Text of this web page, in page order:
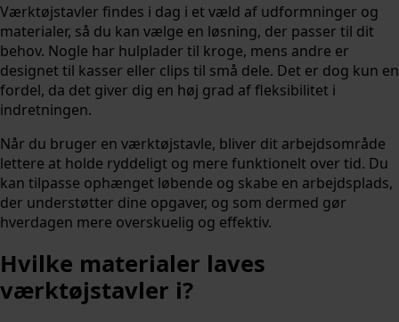
Værktøjstavler findes i dag i et væld af udformninger og
materialer, så du kan vælge en løsning, der passer til dit
behov. Nogle har hulplader til kroge, mens andre er
designet til kasser eller clips til små dele. Det er dog kun en
fordel, da det giver dig en høj grad af fleksibilitet i
indretningen.
Når du bruger en værktøjstavle, bliver dit arbejdsområde
lettere at holde ryddeligt og mere funktionelt over tid. Du
kan tilpasse ophænget løbende og skabe en arbejdsplads,
der understøtter dine opgaver, og som dermed gør
hverdagen mere overskuelig og effektiv.
Hvilke materialer laves
værktøjstavler i?